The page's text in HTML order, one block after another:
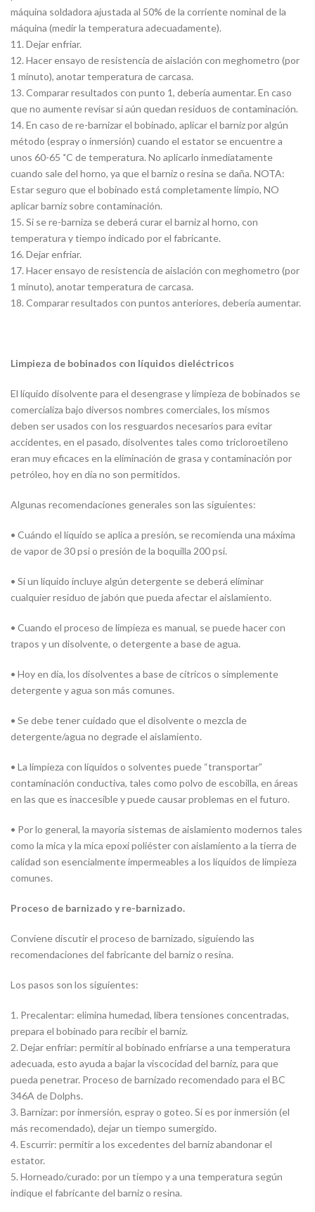
máquina soldadora ajustada al 50% de la corriente nominal de la
máquina (medir la temperatura adecuadamente).
11. Dejar enfriar.
12. Hacer ensayo de resistencia de aislación con meghometro (por
1 minuto), anotar temperatura de carcasa.
13. Comparar resultados con punto 1, debería aumentar. En caso
que no aumente revisar si aún quedan residuos de contaminación.
14. En caso de re-barnizar el bobinado, aplicar el barniz por algún
método (espray o inmersión) cuando el estator se encuentre a
unos 60-65 ˚C de temperatura. No aplicarlo inmediatamente
cuando sale del horno, ya que el barniz o resina se daña. NOTA:
Estar seguro que el bobinado está completamente limpio, NO
aplicar barniz sobre contaminación.
15. Si se re-barniza se deberá curar el barniz al horno, con
temperatura y tiempo indicado por el fabricante.
16. Dejar enfriar.
17. Hacer ensayo de resistencia de aislación con meghometro (por
1 minuto), anotar temperatura de carcasa.
18. Comparar resultados con puntos anteriores, debería aumentar.
Limpieza de bobinados con líquidos dieléctricos
El líquido disolvente para el desengrase y limpieza de bobinados se
comercializa bajo diversos nombres comerciales, los mismos
deben ser usados con los resguardos necesarios para evitar
accidentes, en el pasado, disolventes tales como tricloroetileno
eran muy eficaces en la eliminación de grasa y contaminación por
petróleo, hoy en día no son permitidos.
Algunas recomendaciones generales son las siguientes:
• Cuándo el líquido se aplica a presión, se recomienda una máxima
de vapor de 30 psi o presión de la boquilla 200 psi.
• Si un liquido incluye algún detergente se deberá eliminar
cualquier residuo de jabón que pueda afectar el aislamiento.
• Cuando el proceso de limpieza es manual, se puede hacer con
trapos y un disolvente, o detergente a base de agua.
• Hoy en día, los disolventes a base de cítricos o simplemente
detergente y agua son más comunes.
• Se debe tener cuidado que el disolvente o mezcla de
detergente/agua no degrade el aislamiento.
• La limpieza con líquidos o solventes puede “transportar”
contaminación conductiva, tales como polvo de escobilla, en áreas
en las que es inaccesible y puede causar problemas en el futuro.
• Por lo general, la mayoría sistemas de aislamiento modernos tales
como la mica y la mica epoxi poliéster con aislamiento a la tierra de
calidad son esencialmente impermeables a los líquidos de limpieza
comunes.
Proceso de barnizado y re-barnizado.
Conviene discutir el proceso de barnizado, siguiendo las
recomendaciones del fabricante del barniz o resina.
Los pasos son los siguientes:
1. Precalentar: elimina humedad, libera tensiones concentradas,
prepara el bobinado para recibir el barniz.
2. Dejar enfriar: permitir al bobinado enfriarse a una temperatura
adecuada, esto ayuda a bajar la viscocidad del barniz, para que
pueda penetrar. Proceso de barnizado recomendado para el BC
346A de Dolphs.
3. Barnizar: por inmersión, espray o goteo. Si es por inmersión (el
más recomendado), dejar un tiempo sumergido.
4. Escurrir: permitir a los excedentes del barniz abandonar el
estator.
5. Horneado/curado: por un tiempo y a una temperatura según
indique el fabricante del barniz o resina.